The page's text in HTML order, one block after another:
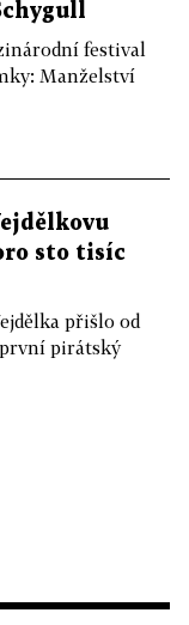
festival
Manželství
sto tisíc
přišlo od
pirátský